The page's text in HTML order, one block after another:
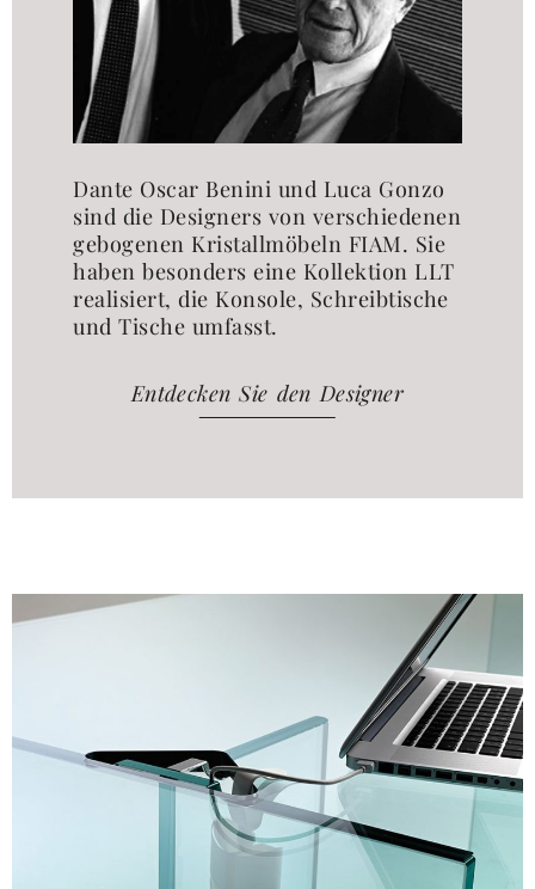
Dante Oscar Benini und Luca Gonzo
sind die Designers von verschiedenen
gebogenen Kristallmöbeln FIAM. Sie
haben besonders eine Kollektion LLT
realisiert, die Konsole, Schreibtische
und Tische umfasst.
Entdecken Sie den Designer